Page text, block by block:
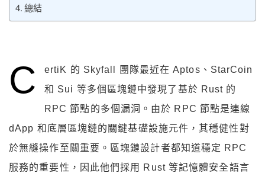
總結
C
ertiK 的 Skyfall 團隊最近在 Aptos、StarCoin
和 Sui 等多個區塊鏈中發現了基於 Rust 的
RPC 節點的多個漏洞。由於 RPC 節點是連線
dApp 和底層區塊鏈的關鍵基礎設施元件，其穩健性對
於無縫操作至關重要。區塊鏈設計者都知道穩定 RPC
服務的重要性，因此他們採用 Rust 等記憶體安全語言